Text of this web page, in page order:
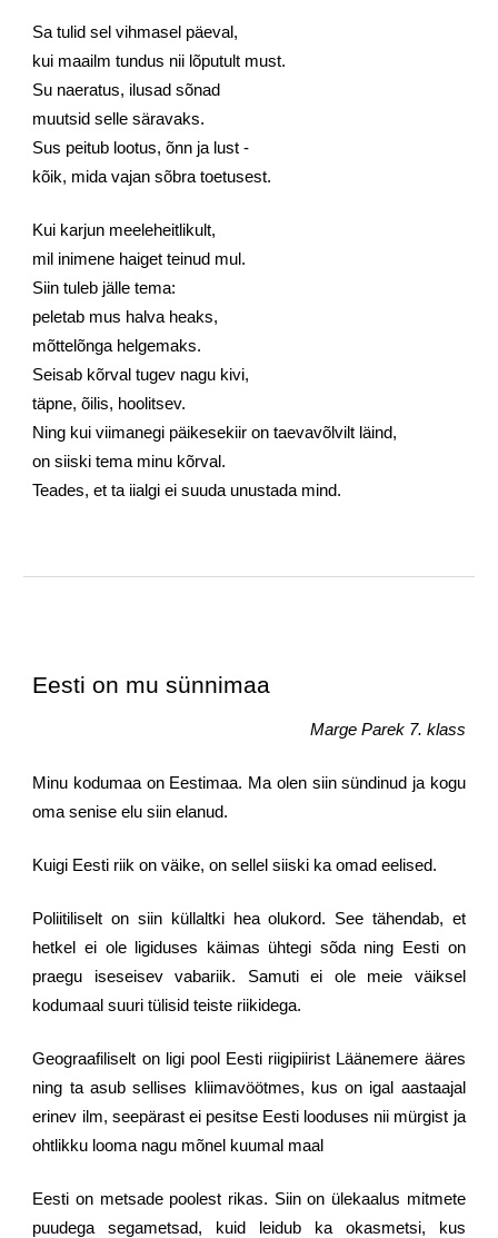
Sa tulid sel vihmasel päeval,
kui maailm tundus nii lõputult must.
Su naeratus, ilusad sõnad
muutsid selle säravaks.
Sus peitub lootus, õnn ja lust -
kõik, mida vajan sõbra toetusest.
Kui karjun meeleheitlikult,
mil inimene haiget teinud mul.
Siin tuleb jälle tema:
peletab mus halva heaks,
mõttelõnga helgemaks.
Seisab kõrval tugev nagu kivi,
täpne, õilis, hoolitsev.
Ning kui viimanegi päikesekiir on taevavõlvilt läind,
on siiski tema minu kõrval.
Teades, et ta iialgi ei suuda unustada mind.
Eesti on mu sünnimaa
Marge Parek 7. klass
Minu kodumaa on Eestimaa. Ma olen siin sündinud ja kogu
oma senise elu siin elanud.
Kuigi Eesti riik on väike, on sellel siiski ka omad eelised.
Poliitiliselt on siin küllaltki hea olukord. See tähendab, et
hetkel ei ole ligiduses käimas ühtegi sõda ning Eesti on
praegu iseseisev vabariik. Samuti ei ole meie väiksel
kodumaal suuri tülisid teiste riikidega.
Geograafiliselt on ligi pool Eesti riigipiirist Läänemere ääres
ning ta asub sellises kliimavöötmes, kus on igal aastaajal
erinev ilm, seepärast ei pesitse Eesti looduses nii mürgist ja
ohtlikku looma nagu mõnel kuumal maal
Eesti on metsade poolest rikas. Siin on ülekaalus mitmete
puudega segametsad, kuid leidub ka okasmetsi, kus